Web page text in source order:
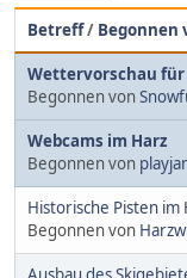
Betreff/ Begonnen
Wettervorschau für
Begonnen von
Webcams im Harz
Begonnen von
Historische Pisten im
Begonnen von